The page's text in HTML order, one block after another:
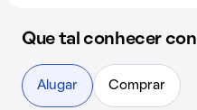
Que tal conhecer
Alugar Comprar